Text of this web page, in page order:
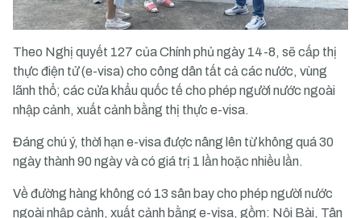
Theo Nghị quyết 127 của Chính phủ ngày 14-8, sẽ cấp thị
thực điện tử (e-visa) cho công dân tất cả các nước, vùng
lãnh thổ; các cửa khẩu quốc tế cho phép người nước ngoài
nhập cảnh, xuất cảnh bằng thị thực e-visa.
Đáng chú ý, thời hạn e-visa được nâng lên từ không quá 30
ngày thành 90 ngày và có giá trị 1 lần hoặc nhiều lần.
Về đường hàng không có 13 sân bay cho phép người nước
ngoài nhập cảnh, xuất cảnh bằng e-visa, gồm: Nội Bài, Tân